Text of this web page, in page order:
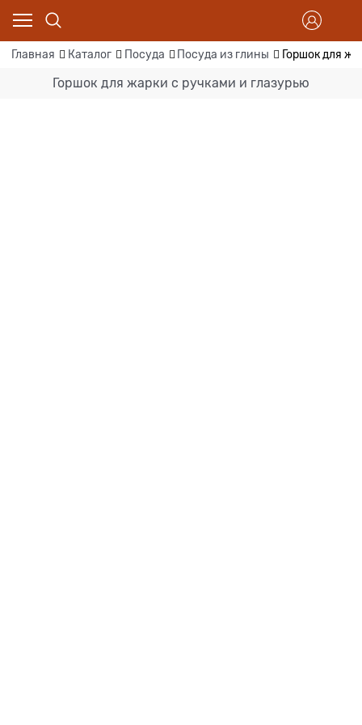
Главная Каталог Посуда Посуда из глины Горшок для
Горшок для жарки с ручками и глазурью